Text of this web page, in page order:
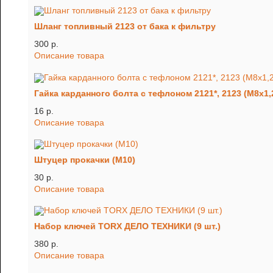
Шланг топливный 2123 от бака к фильтру
300 p.
Описание товара
Гайка карданного болта с тефлоном 2121*, 2123
16 p.
Описание товара
Штуцер прокачки (М10)
30 p.
Описание товара
Набор ключей TORX ДЕЛО ТЕХНИКИ (9 шт.)
380 p.
Описание товара